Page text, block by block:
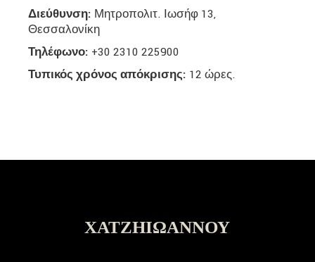
Διεύθυνση: Μητροπολιτ. Ιωσήφ 13,
Θεσσαλονίκη
Τηλέφωνο: +30 2310 225900
Τυπικός χρόνος απόκρισης: 12 ώρες.
ΧΑΤΖΗΙΩΆΝΝΟΥ